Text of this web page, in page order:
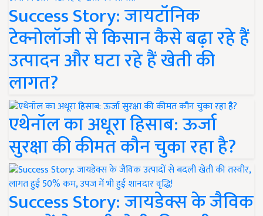
Success Story: जायटॉनिक
टेक्नोलॉजी से किसान कैसे बढ़ा रहे हैं
उत्पादन और घटा रहे हैं खेती की
लागत?
एथेनॉल का अधूरा हिसाब: ऊर्जा
सुरक्षा की कीमत कौन चुका रहा है?
Success Story: जायडेक्स के जैविक